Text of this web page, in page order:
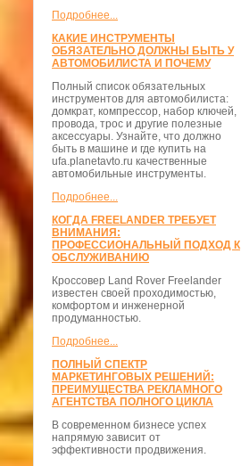
Подробнее...
КАКИЕ ИНСТРУМЕНТЫ
ОБЯЗАТЕЛЬНО ДОЛЖНЫ БЫТЬ У
АВТОМОБИЛИСТА И ПОЧЕМУ
Полный список обязательных
инструментов для автомобилиста:
домкрат, компрессор, набор ключей,
провода, трос и другие полезные
аксессуары. Узнайте, что должно
быть в машине и где купить на
ufa.planetavto.ru качественные
автомобильные инструменты.
Подробнее...
КОГДА FREELANDER ТРЕБУЕТ
ВНИМАНИЯ:
ПРОФЕССИОНАЛЬНЫЙ ПОДХОД К
ОБСЛУЖИВАНИЮ
Кроссовер Land Rover Freelander
известен своей проходимостью,
комфортом и инженерной
продуманностью.
Подробнее...
ПОЛНЫЙ СПЕКТР
МАРКЕТИНГОВЫХ РЕШЕНИЙ:
ПРЕИМУЩЕСТВА РЕКЛАМНОГО
АГЕНТСТВА ПОЛНОГО ЦИКЛА
В современном бизнесе успех
напрямую зависит от
эффективности продвижения.